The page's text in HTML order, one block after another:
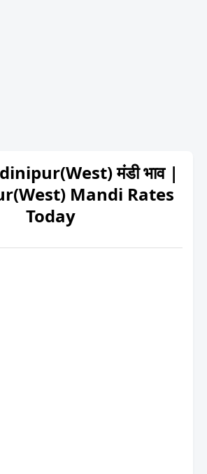
मंडी भाव |
Mandi Rates
Today